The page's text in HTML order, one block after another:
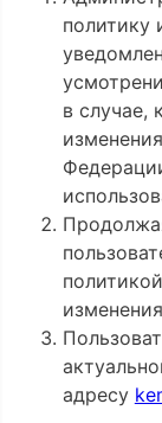
политику
в случае,
адресу